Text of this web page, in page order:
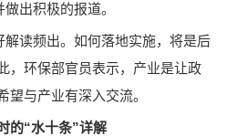
出积极的报道。
解读频出。如何落地实施，将是后
，环保部官员表示，产业是让政
望与产业有深入交流。
的“水十条”详解